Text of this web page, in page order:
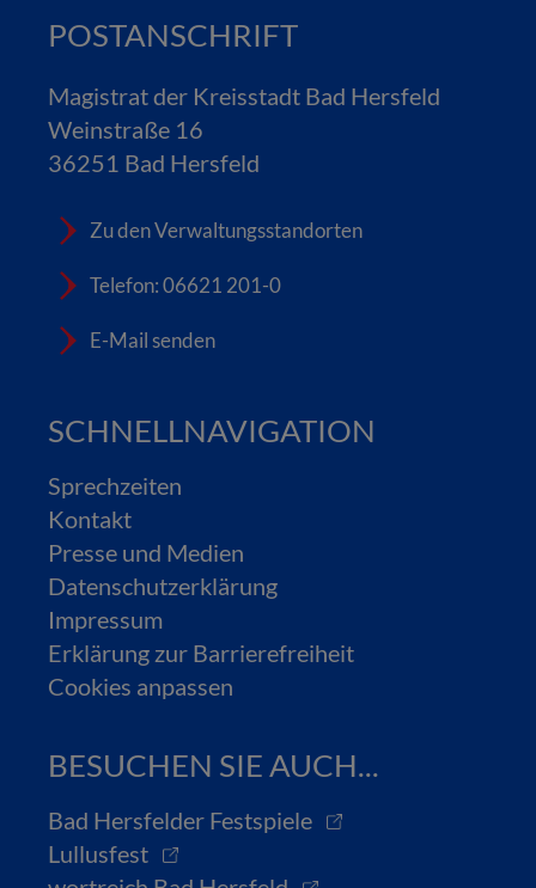
POSTANSCHRIFT
Magistrat der Kreisstadt Bad Hersfeld
Weinstraße 16
36251 Bad Hersfeld
Zu den Verwaltungsstandorten
Telefon: 06621 201-0
E-Mail senden
SCHNELLNAVIGATION
Sprechzeiten
Kontakt
Presse und Medien
Datenschutzerklärung
Impressum
Erklärung zur Barrierefreiheit
Cookies anpassen
BESUCHEN SIE AUCH...
Bad Hersfelder Festspiele
Lullusfest